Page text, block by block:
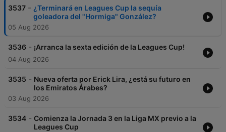
3537 - ¿Terminará en Leagues Cup la sequía
goleadora del "Hormiga" González?
05 Aug 2026
3536 - ¡Arranca la sexta edición de la Leagues Cup!
04 Aug 2026
3535 - Nueva oferta por Erick Lira, ¿está su futuro en
los Emiratos Árabes?
03 Aug 2026
3534 - Comienza la Jornada 3 en la Liga MX previo a la
Leagues Cup